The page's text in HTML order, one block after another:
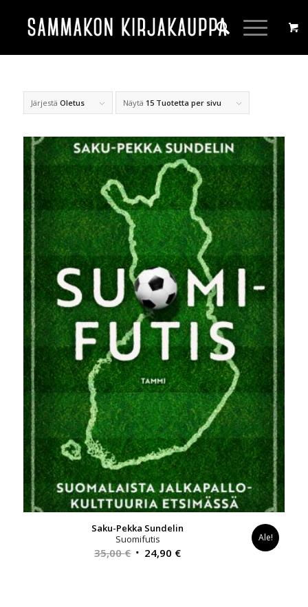
Järjestä Oletus Näytä 15 Tuotetta per sivu
Saku-Pekka Sundelin
Suomifutis
35,00€ Alkuperäinen
24,90 €Nykyinen
Ale!